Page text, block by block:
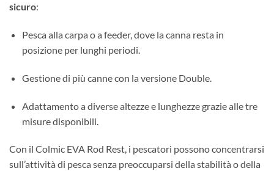
sicuro:
Pesca alla carpa o a feeder, dove la canna resta in
posizione per lunghi periodi.
Gestione di più canne con la versione Double.
Adattamento a diverse altezze e lunghezze grazie alle tre
misure disponibili.
Con il Colmic EVA Rod Rest, i pescatori possono concentrarsi
sull’attività di pesca senza preoccuparsi della stabilità o della